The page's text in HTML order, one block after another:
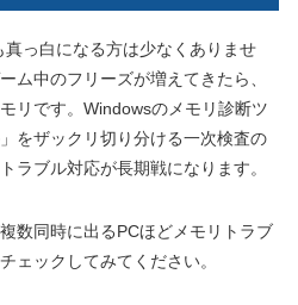
っ白になる方は少なくありませ
ム中のフリーズが増えてきたら、
リです。Windowsのメモリ診断ツ
をザックリ切り分ける一次検査の
ラブル対応が長期戦になります。
数同時に出るPCほどメモリトラブ
ェックしてみてください。